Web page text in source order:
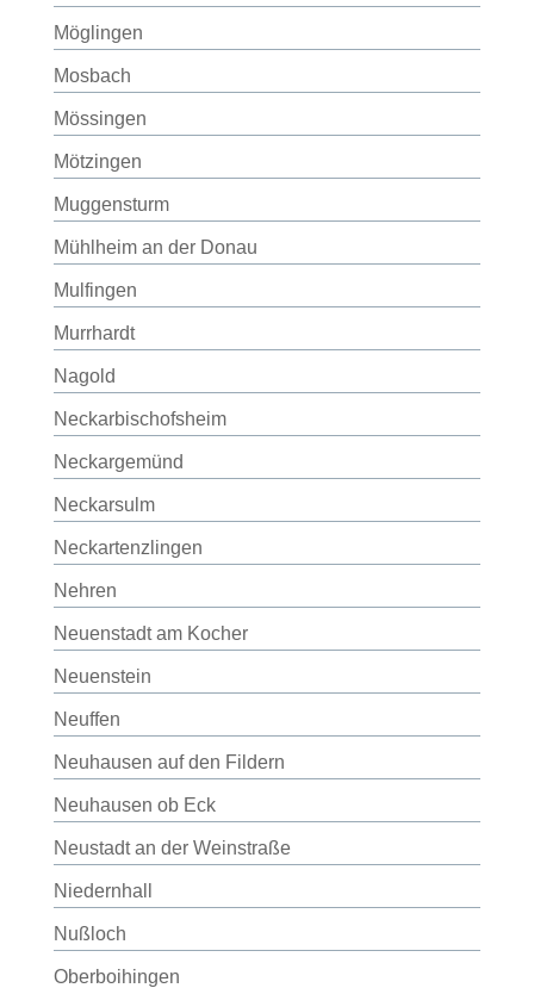
Möglingen
Mosbach
Mössingen
Mötzingen
Muggensturm
Mühlheim an der Donau
Mulfingen
Murrhardt
Nagold
Neckarbischofsheim
Neckargemünd
Neckarsulm
Neckartenzlingen
Nehren
Neuenstadt am Kocher
Neuenstein
Neuffen
Neuhausen auf den Fildern
Neuhausen ob Eck
Neustadt an der Weinstraße
Niedernhall
Nußloch
Oberboihingen